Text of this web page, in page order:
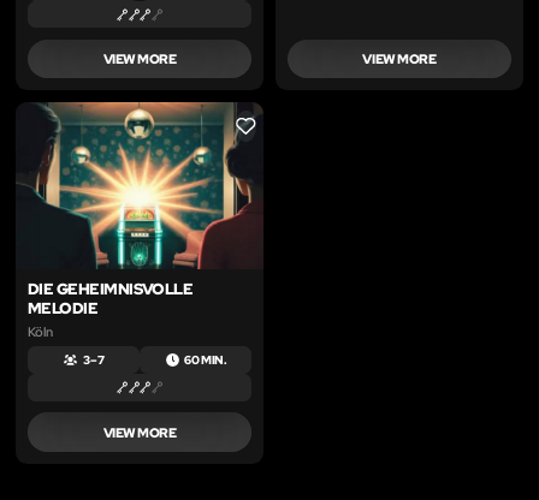
VIEW MORE VIEW MORE
LIKE
DIE GEHEIMNISVOLLE
MELODIE
Köln
3 – 7 60 MIN.
VIEW MORE